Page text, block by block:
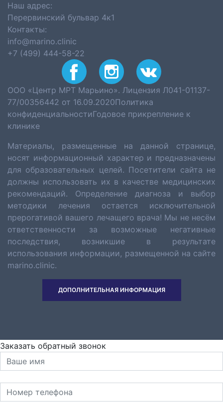
Наш адрес:
Перервинский бульвар 4к1
Контакты:
info@marino.clinic
+7 (499) 444-58-22
ООО «Центр МРТ Марьино». Лицензия Л041-01137-
77/00356442 от 16.09.2020Политика
конфиденциальностиГодовое прикрепление к
клинике
Материалы, размещенные на данной странице,
носят информационный характер и предназначены
для образовательных целей. Посетители сайта не
должны использовать их в качестве медицинских
рекомендаций. Определение диагноза и выбор
методики лечения остается исключительной
прерогативой вашего лечащего врача! Мы не несём
ответственности за возможные негативные
последствия, возникшие в результате
использования информации, размещенной на сайте
marino.clinic.
ДОПОЛНИТЕЛЬНАЯ ИНФОРМАЦИЯ
Заказать обратный звонок